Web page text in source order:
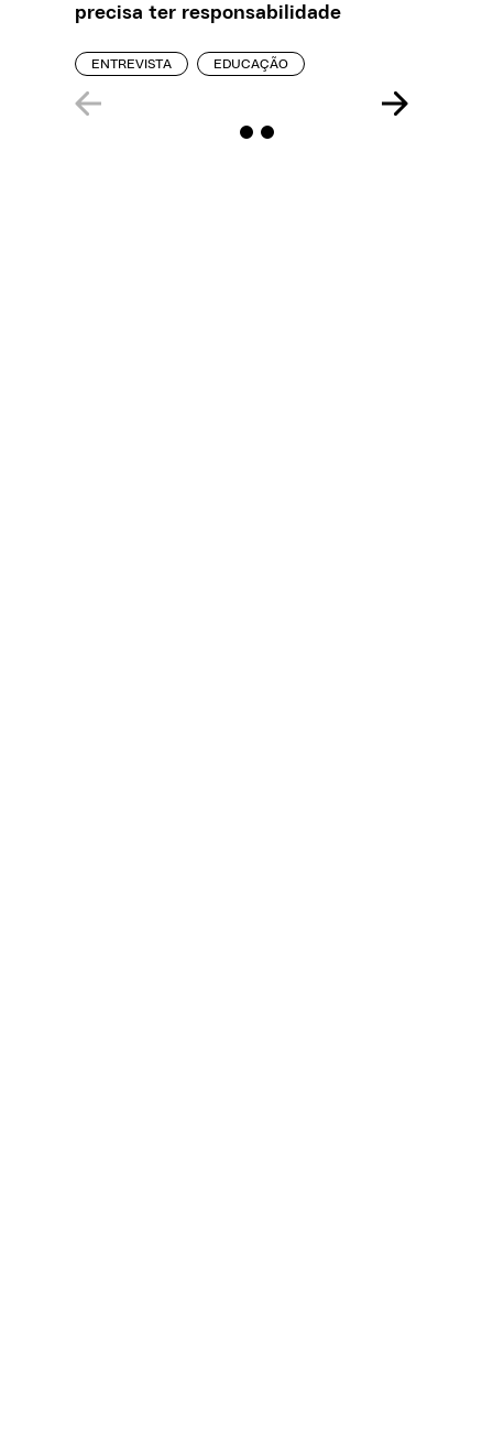
precisa ter responsabilidade
ENTREVISTA EDUCAÇÃO